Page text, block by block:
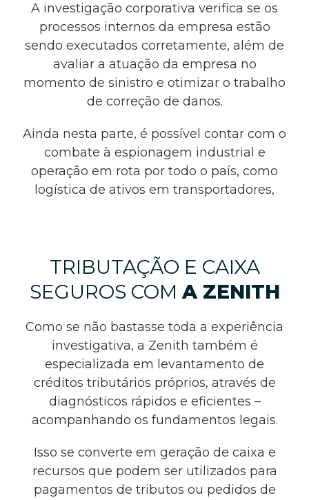
A investigação corporativa verifica se os
processos internos da empresa estão
sendo executados corretamente, além de
avaliar a atuação da empresa no
momento de sinistro e otimizar o trabalho
de correção de danos.
Ainda nesta parte, é possível contar com o
combate à espionagem industrial e
operação em rota por todo o país, como
logística de ativos em transportadores,
TRIBUTAÇÃO E CAIXA
SEGUROS COMA ZENITH
Como se não bastasse toda a experiência
investigativa, a Zenith também é
especializada em levantamento de
créditos tributários próprios, através de
diagnósticos rápidos e eficientes –
acompanhando os fundamentos legais.
Isso se converte em geração de caixa e
recursos que podem ser utilizados para
pagamentos de tributos ou pedidos de